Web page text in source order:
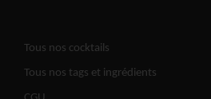
Tous nos cocktails
Tous nos tags et ingrédients